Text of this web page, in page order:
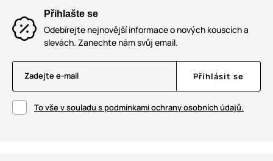
Přihlašte se
Odebírejte nejnovější informace o nových kouscích a
slevách. Zanechte nám svůj email.
Zadejte e-mail Přihlásit se
To vše v souladu s podmínkami ochrany osobních údajů.